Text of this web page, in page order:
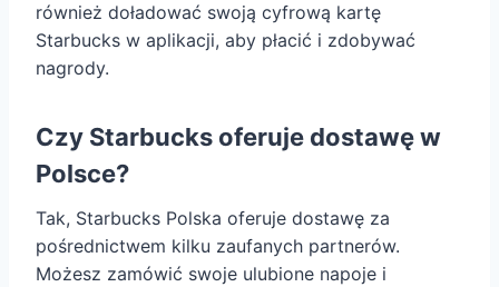
również doładować swoją cyfrową kartę
Starbucks w aplikacji, aby płacić i zdobywać
nagrody.
Czy Starbucks oferuje dostawę w
Polsce?
Tak, Starbucks Polska oferuje dostawę za
pośrednictwem kilku zaufanych partnerów.
Możesz zamówić swoje ulubione napoje i